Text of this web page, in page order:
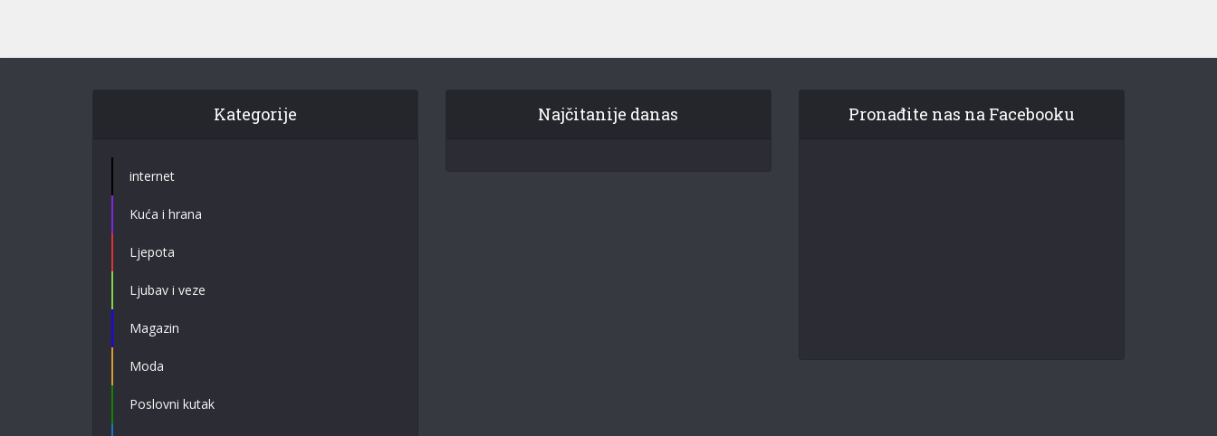
Kategorije
internet
Kuća i hrana
Ljepota
Ljubav i veze
Magazin
Moda
Poslovni kutak
Najčitanije danas Pronađite nas na Facebooku